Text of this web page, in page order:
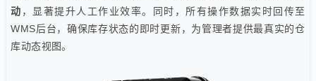
动 ，显著提升人工作业效率。同时，所有操作数据实时回传至
WMS后台，确保库存状态的即时更新，为管理者提供最真实的仓
库动态视图。